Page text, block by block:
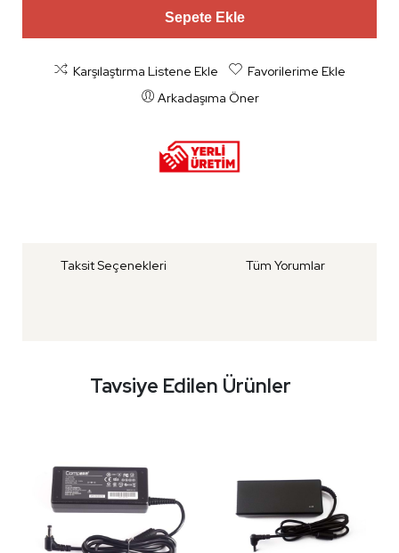
Sepete Ekle
Karşılaştırma Listene Ekle
Favorilerime Ekle
Arkadaşıma Öner
Taksit Seçenekleri Tüm Yorumlar
Tavsiye Edilen Ürünler